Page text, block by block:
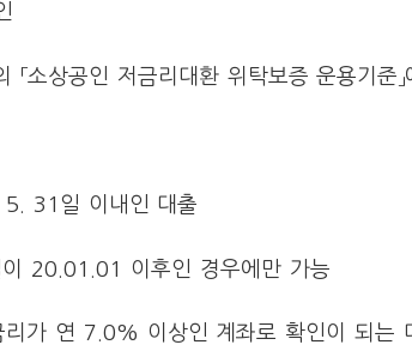
소상공인 저금리대환 위탁보증 운용기준
31일 이내인 대출
20.01.01 이후인 경우에만 가능
가 연 7.0% 이상인 계좌로 확인이 되는